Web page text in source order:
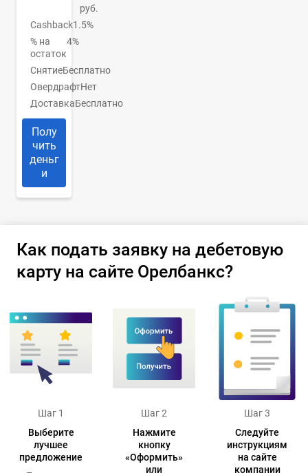
руб.
Cashback1.5%
% на
остаток
4%
СнятиеБесплатно
ОвердрафтНет
ДоставкаБесплатно
Полу
чить
деньг
и
Как подать заявку на дебетовую
карту на сайте Орелбанкс?
Шаг 1
Выберите
лучшее
предложение
Шаг 2
Нажмите
кнопку
«Оформить»
или
Шаг 3
Следуйте
инструкциям
на сайте
компании